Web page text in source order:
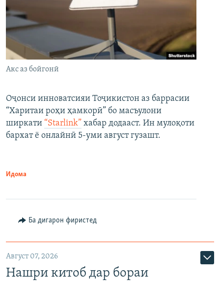
Акс аз бойгонӣ
Оҷонси инноватсияи Тоҷикистон аз баррасии
“Харитаи роҳи ҳамкорӣ” бо масъулони
ширкати “Starlink” хабар додааст. Ин мулоқоти
бархат ё онлайнӣ 5-уми август гузашт.
Идома
Ба дигарон фиристед
Август 07, 2026
Нашри китоб дар бораи